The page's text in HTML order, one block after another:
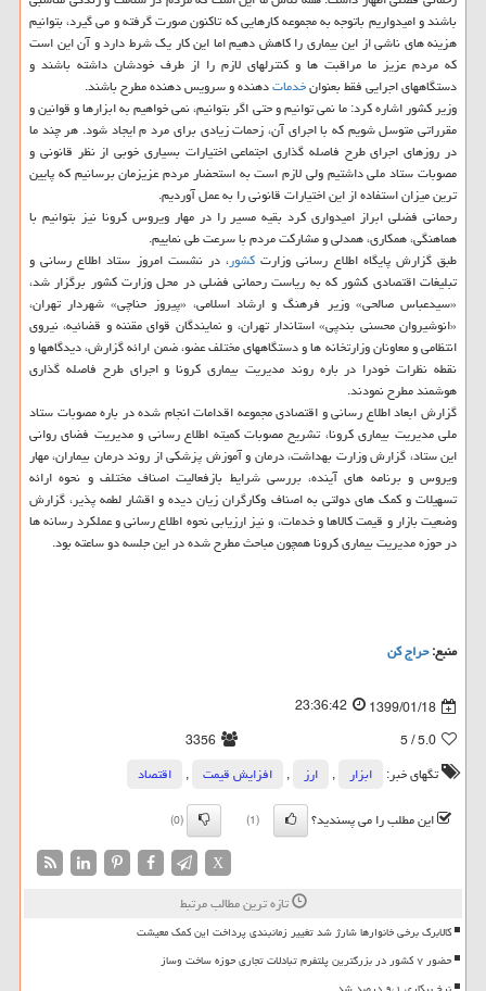
باشند و امیدواریم باتوجه به مجموعه كارهایی كه تاكنون صورت گرفته و می گیرد، بتوانیم
هزینه های ناشی از این بیماری را كاهش دهیم اما این كار یك شرط دارد و آن این است
كه مردم عزیز ما مراقبت ها و كنترلهای لازم را از طرف خودشان داشته باشند و
دستگاههای اجرایی فقط بعنوانخدماتدهنده و سرویس دهنده مطرح باشند.
وزیر كشور اشاره كرد: ما نمی توانیم و حتی اگر بتوانیم، نمی خواهیم به ابزارها و قوانین و
مقرراتی متوسل شویم كه با اجرای آن، زحمات زیادی برای مرد م ایجاد شود. هر چند ما
در روزهای اجرای طرح فاصله گذاری اجتماعی اختیارات بسیاری خوبی از نظر قانونی و
مصوبات ستاد ملی داشتیم ولی لازم است به استحضار مردم عزیزمان برسانیم كه پایین
ترین میزان استفاده از این اختیارات قانونی را به عمل آوردیم.
رحمانی فضلی ابراز امیدواری كرد بقیه مسیر را در مهار ویروس كرونا نیز بتوانیم با
هماهنگی، همكاری، همدلی و مشاركت مردم با سرعت طی نماییم.
طبق گزارش پایگاه اطلاع رسانی وزارت كشور، در نشست امروز ستاد اطلاع رسانی و
تبلیغات اقتصادی كشور كه به ریاست رحمانی فضلی در محل وزارت كشور برگزار شد،
«سیدعباس صالحی» وزیر فرهنگ و ارشاد اسلامی، «پیروز حناچی» شهردار تهران،
«انوشیروان محسنی بندپی» استاندار تهران، و نمایندگان قوای مقننه و قضائیه، نیروی
انتظامی و معاونان وزارتخانه ها و دستگاههای مختلف عضو، ضمن ارائه گزارش، دیدگاهها و
نقطه نظرات خودرا در باره روند مدیریت بیماری كرونا و اجرای طرح فاصله گذاری
هوشمند مطرح نمودند.
گزارش ابعاد اطلاع رسانی و اقتصادی مجموعه اقدامات انجام شده در باره مصوبات ستاد
ملی مدیریت بیماری كرونا، تشریح مصوبات كمیته اطلاع رسانی و مدیریت فضای روانی
این ستاد، گزارش وزارت بهداشت، درمان و آموزش پزشكی از روند درمان بیماران، مهار
ویروس و برنامه های آینده، بررسی شرایط بازفعالیت اصناف مختلف و نحوه ارائه
تسهیلات و كمك های دولتی به اصناف وكارگران زیان دیده و اقشار لطمه پذیر، گزارش
وضعیت بازار و قیمت كالاها و خدمات، و نیز ارزیابی نحوه اطلاع رسانی و عملكرد رسانه ها
در حوزه مدیریت بیماری كرونا همچون مباحث مطرح شده در این جلسه دو ساعته بود.
منبع:حراج كن
1399/01/18
23:36:42
5.0
/ 5
3356
تگهای خبر:
ابزار , ارز , افزایش قیمت ,
اقتصاد
این مطلب را می پسندید؟
(1)
(0)
X
تازه ترین مطالب مرتبط
کالابرگ برخی خانوارها شارژ شد تغییر زمانبندی پرداخت این کمک معیشت
حضور ۷ کشور در بزرگترین پلتفرم تبادلات تجاری حوزه ساخت وساز